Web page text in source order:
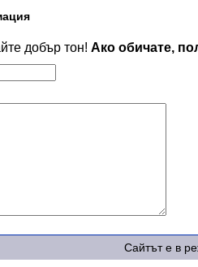
добър тон! Ако обичате,
Сайтът е в